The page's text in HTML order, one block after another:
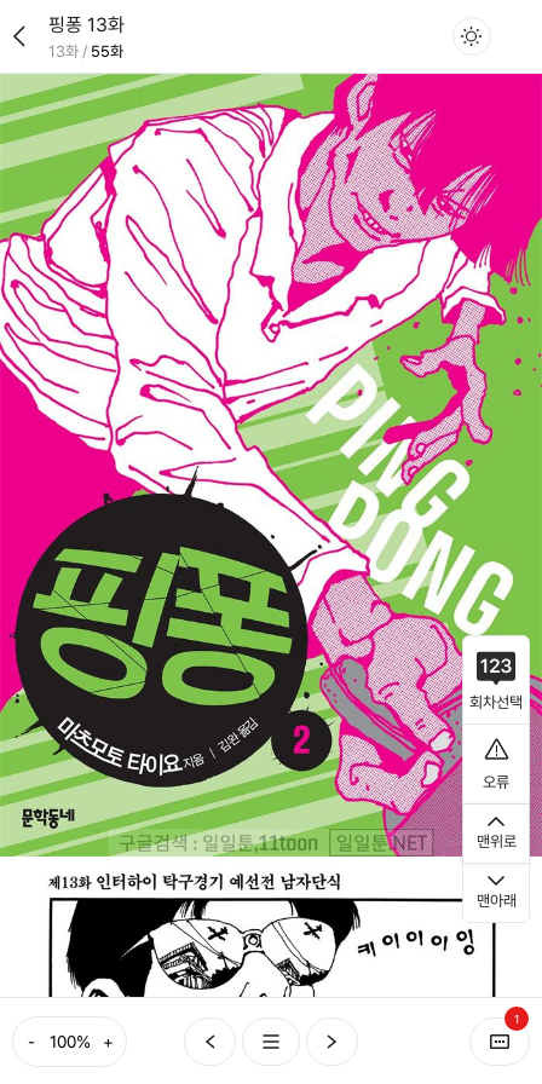
핑퐁 13화
13화 / 55화
- +
1
회차선택
오류
맨위로
맨아래